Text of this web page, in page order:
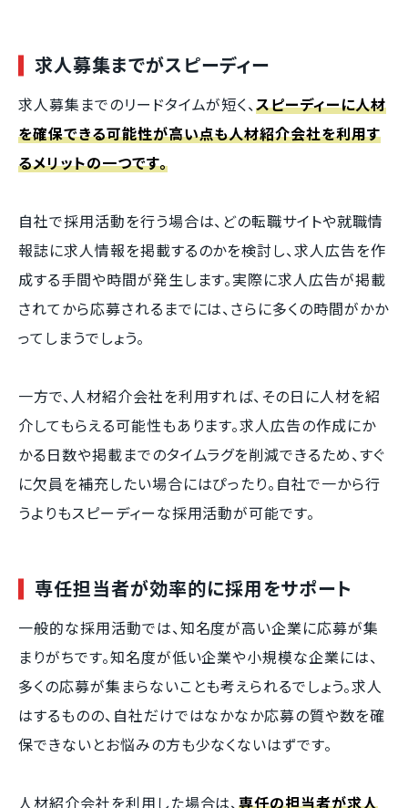
求人募集までがスピーディー
求人募集までのリードタイムが短く、スピーディーに人材
を確保できる可能性が高い点も人材紹介会社を利用す
るメリットの一つです。
自社で採用活動を行う場合は、どの転職サイトや就職情
報誌に求人情報を掲載するのかを検討し、求人広告を作
成する手間や時間が発生します。実際に求人広告が掲載
されてから応募されるまでには、さらに多くの時間がかか
ってしまうでしょう。
一方で、人材紹介会社を利用すれば、その日に人材を紹
介してもらえる可能性もあります。求人広告の作成にか
かる日数や掲載までのタイムラグを削減できるため、すぐ
に欠員を補充したい場合にはぴったり。自社で一から行
うよりもスピーディーな採用活動が可能です。
専任担当者が効率的に採用をサポート
一般的な採用活動では、知名度が高い企業に応募が集
まりがちです。知名度が低い企業や小規模な企業には、
多くの応募が集まらないことも考えられるでしょう。求人
はするものの、自社だけではなかなか応募の質や数を確
保できないとお悩みの方も少なくないはずです。
人材紹介会社を利用した場合は、専任の担当者が求人